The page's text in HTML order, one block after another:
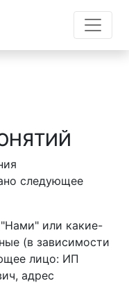
следующее
или какие-
(в зависимости
лицо: ИП
адрес